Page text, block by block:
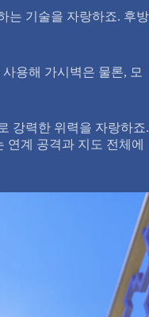
는 기술을 자랑하죠. 후방
용해 가시벽은 물론, 모
강력한 위력을 자랑하죠.
계 공격과 지도 전체에